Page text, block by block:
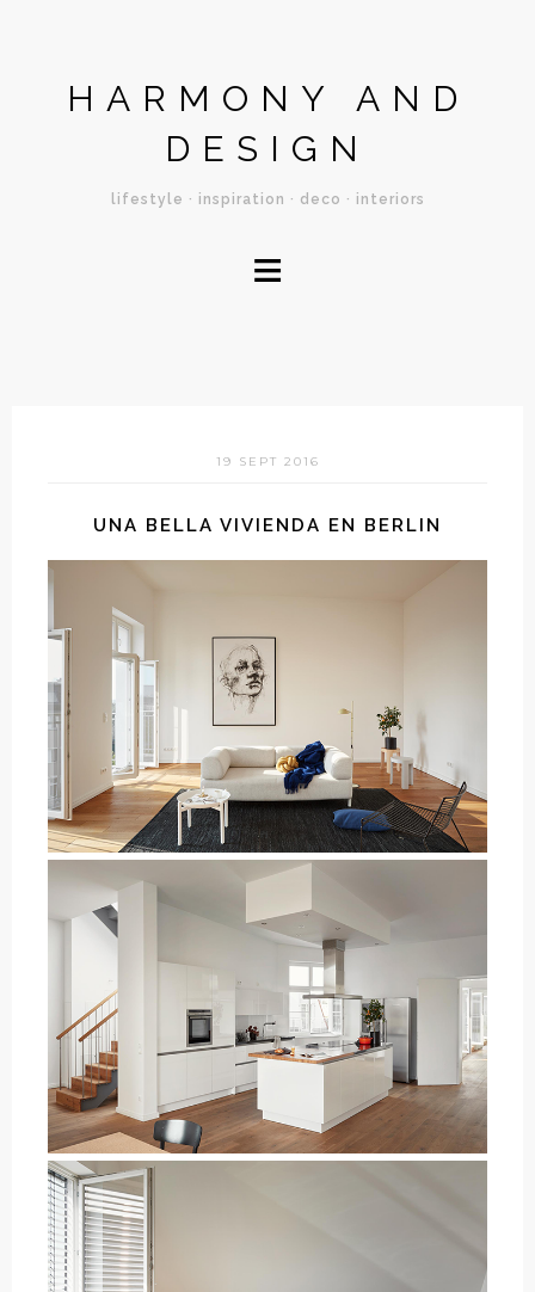
HARMONY AND
DESIGN
lifestyle · inspiration · deco · interiors
≡
19 SEPT 2016
UNA BELLA VIVIENDA EN BERLIN